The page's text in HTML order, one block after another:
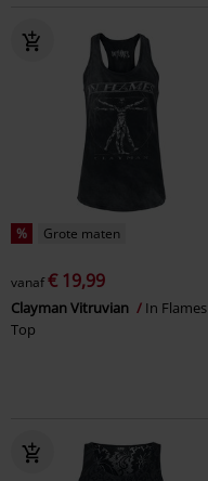
% Grote maten
vanaf€ 19,99
Clayman Vitruvian
In Flames
Top